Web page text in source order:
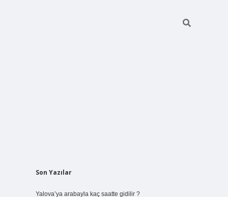
Sidebar
Son Yazılar
Yalova’ya arabayla kaç saatte gidilir ?